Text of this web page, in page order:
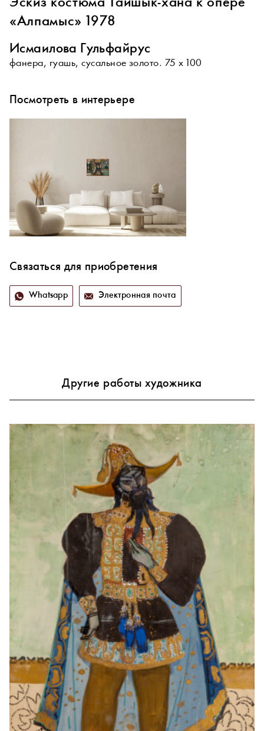
Эскиз костюма Тайшык-хана к опере
«Алпамыс» 1978
Исмаилова Гульфайрус
фанера, гуашь, сусальное золото. 75 х 100
Посмотреть в интерьере
Связаться для приобретения
Whatsapp Электронная почта
Другие работы художника